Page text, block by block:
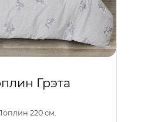
Грэта
220 см.